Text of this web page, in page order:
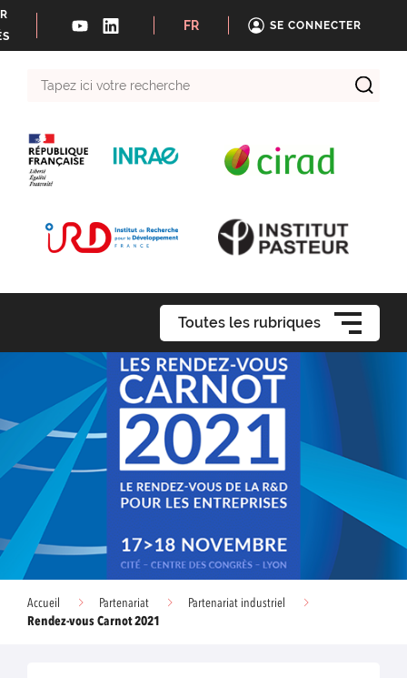
FR SE CONNECTER
Toutes les rubriques
Accueil Partenariat
Partenariat industriel
Rendez-vous Carnot 2021